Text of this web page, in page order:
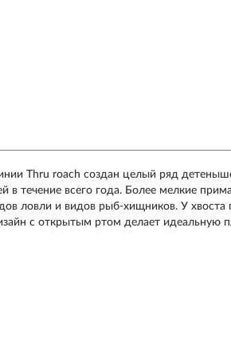
Thru roach создан целый ряд
течение всего года. Более мелкие
ловли и видов рыб-хищников. У хвоста
с открытым ртом делает идеальную